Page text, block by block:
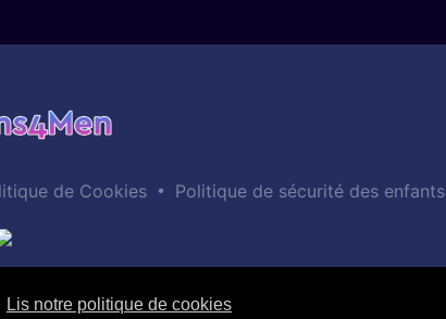
Lis notre politique de cookies
de Cookies • Politique de sécurité des enfants